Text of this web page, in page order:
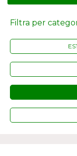
Filtra per